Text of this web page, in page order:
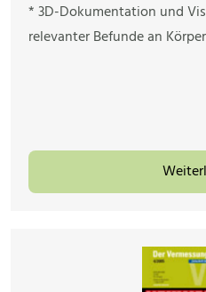
* 3D-Dokumentation und
relevanter Befunde an